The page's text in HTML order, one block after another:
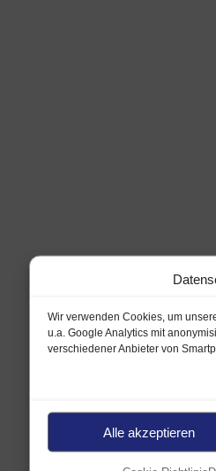
Wir verwenden Cookies, um
u.a. Google Analytics mit
verschiedener Anbieter von
Alle akzeptieren